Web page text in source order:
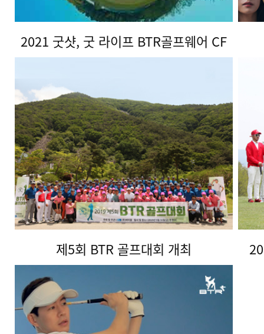
2021 굿샷, 굿 라이프 BTR골프웨어 CF
제5회 BTR 골프대회 개최